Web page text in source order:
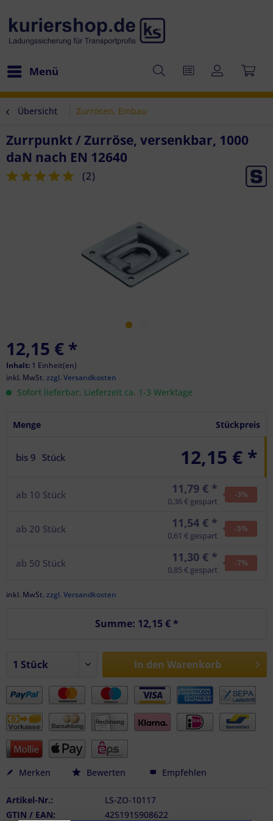
Menü
Übersicht Zurrösen, Einbau
Zurrpunkt / Zurröse, versenkbar, 1000
daN nach EN 12640
(2)
12,15 € *
Inhalt: 1 Einheit(en)
inkl. MwSt. zzgl. Versandkosten
Sofort lieferbar, Lieferzeit ca. 1-3 Werktage
Menge Stückpreis
bis 9 Stück 12,15 € *
ab 10 Stück 11,79 € *
0,36 € gespart
-3%
ab 20 Stück 11,54 € *
0,61 € gespart
-5%
ab 50 Stück 11,30 € *
0,85 € gespart
-7%
inkl. MwSt. zzgl. Versandkosten
Summe: 12,15 €*
In den Warenkorb
Merken Bewerten Empfehlen
Artikel-Nr.:
LS-ZO-10117
GTIN / EAN:
4251915908622